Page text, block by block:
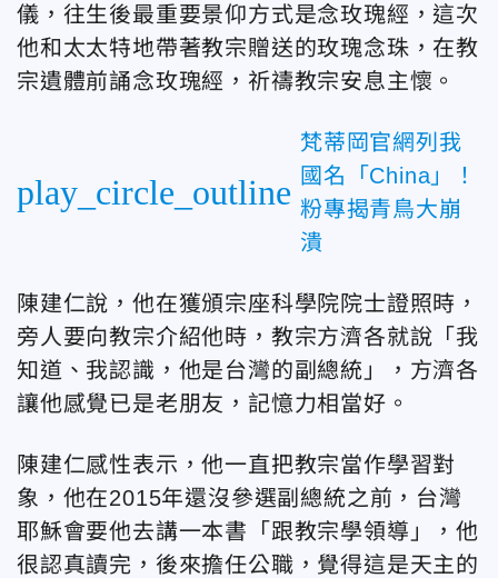
儀，往生後最重要景仰方式是念玫瑰經，這次
他和太太特地帶著教宗贈送的玫瑰念珠，在教
宗遺體前誦念玫瑰經，祈禱教宗安息主懷。
play_circle_outline
梵蒂岡官網列我
國名「China」！
粉專揭青鳥大崩
潰
陳建仁說，他在獲頒宗座科學院院士證照時，
旁人要向教宗介紹他時，教宗方濟各就說「我
知道、我認識，他是台灣的副總統」，方濟各
讓他感覺已是老朋友，記憶力相當好。
陳建仁感性表示，他一直把教宗當作學習對
象，他在2015年還沒參選副總統之前，台灣
耶穌會要他去講一本書「跟教宗學領導」，他
很認真讀完，後來擔任公職，覺得這是天主的